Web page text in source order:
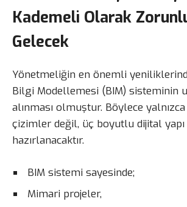
Kademeli Olarak
Gelecek
Yönetmeliğin en önemli
Bilgi Modellemesi (BIM) sisteminin
alınması olmuştur. Böylece
çizimler değil, üç boyutlu dijital
hazırlanacaktır.
BIM sistemi sayesinde;
Mimari projeler,